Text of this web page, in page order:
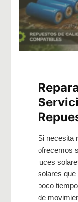
Si necesita
ofrecemos
luces
solares que
poco
de